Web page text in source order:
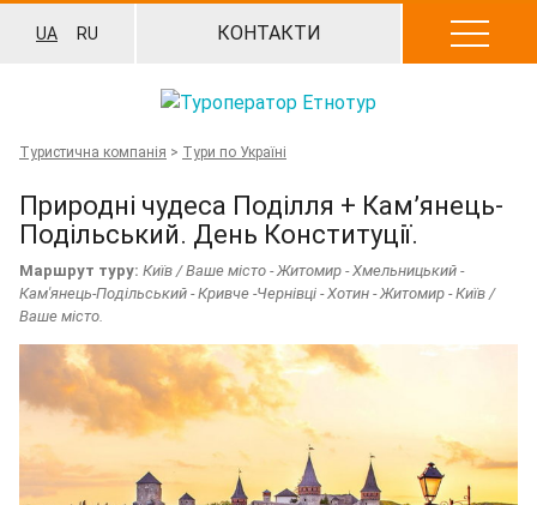
UA RU КОНТАКТИ
Туристична компанія > Тури по Україні
Природні чудеса Поділля + Кам’янець-
Подільський. День Конституції.
Маршрут туру: Київ / Ваше місто - Житомир - Хмельницький -
Кам'янець-Подільський - Кривче -Чернівці - Хотин - Житомир - Київ /
Ваше місто.